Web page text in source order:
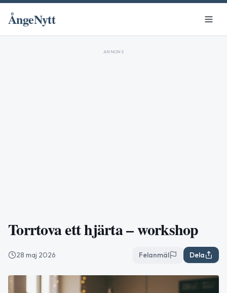
ÅngeNytt
ANNONS
Torrtova ett hjärta – workshop
28 maj 2026 Felanmäl Dela